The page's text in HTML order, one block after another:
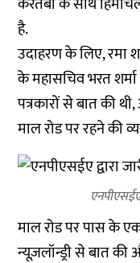
है.
उदाहरण के लिए, रमा
के महासचिव भरत
पत्रकारों से बात की
माल रोड पर रहने की
माल रोड पर पास के
न्यूज़लॉन्ड्री से बात